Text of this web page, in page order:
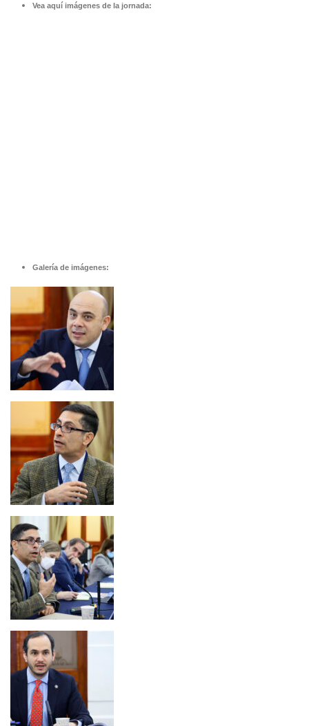
Vea aquí imágenes de la jornada:
Galería de imágenes: